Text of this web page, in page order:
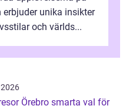
erbjuder unika insikter
och världs...
smarta val för